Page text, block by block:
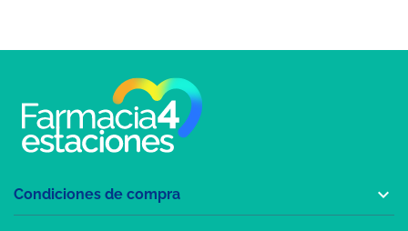
Condiciones de compra 